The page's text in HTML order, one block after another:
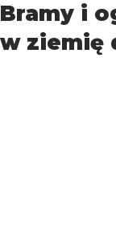
Bramy i
w ziemię